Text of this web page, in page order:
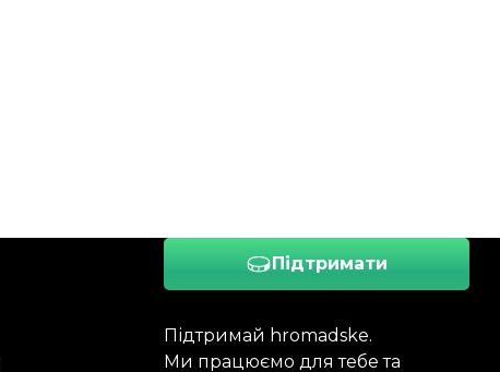
Підтримати
Підтримай hromadske.
Ми працюємо для тебе та